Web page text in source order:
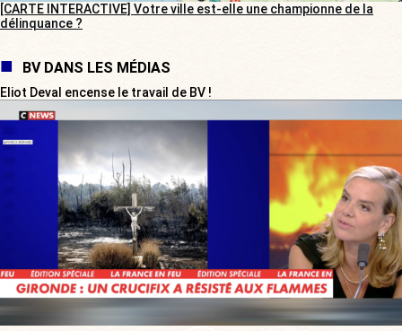
[CARTE INTERACTIVE] Votre ville est-elle une championne de la
délinquance ?
BV DANS LES MÉDIAS
Eliot Deval encense le travail de BV !